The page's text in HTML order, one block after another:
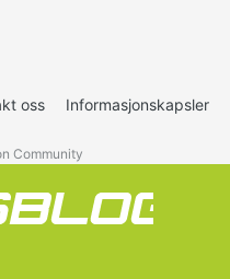
oss Informasjonskapsler
Community